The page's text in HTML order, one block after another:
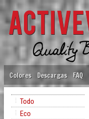
Colores Descargas FAQ
Todo
Eco